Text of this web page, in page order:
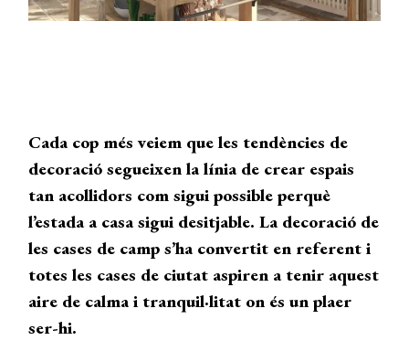
Cada cop més veiem que les tendències de
decoració segueixen la línia de crear espais
tan acollidors com sigui possible perquè
l’estada a casa sigui desitjable. La decoració de
les cases de camp s’ha convertit en referent i
totes les cases de ciutat aspiren a tenir aquest
aire de calma i tranquil·litat on és un plaer
ser-hi.